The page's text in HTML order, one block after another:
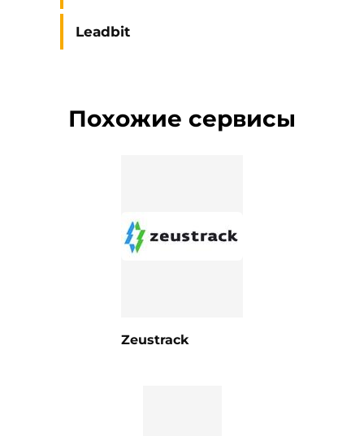
Leadbit
Похожие сервисы
Zeustrack